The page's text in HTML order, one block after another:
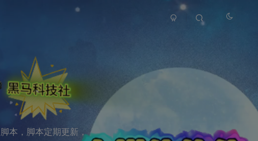
本，脚本定期更新，